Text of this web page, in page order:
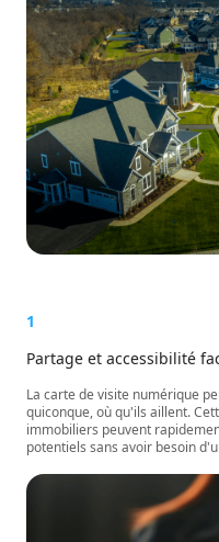
1
Partage et accessibilité
La carte de visite numérique
quiconque, où qu'ils aillent.
immobiliers peuvent
potentiels sans avoir besoin